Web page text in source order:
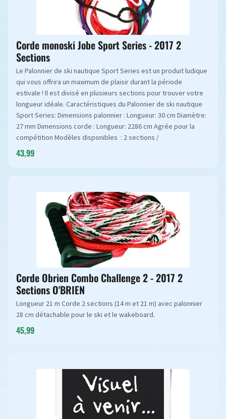
Corde monoski Jobe Sport Series - 2017 2
Sections
Le Palonnier de ski nautique Sport Series est un produit ludique
qui vous offrira un maximum de plaisir durant la période
estivale ! Il est divisé en plusieurs sections pour trouver votre
longueur idéale. Caractéristiques du Palonnier de ski nautique
Sport Series: Dimensions palonnier : Longueur: 30 cm Diamètre:
27 mm Dimensions corde : Longueur: 2286 cm Agrée pour la
compétition Modèles disponibles : 2 sections /
43,99
Corde Obrien Combo Challenge 2 - 2017 2
Sections O'BRIEN
Longueur 21 m Corde 2 sections (14 m et 21 m) avec palonnier
28 cm détachable pour le ski et le wakeboard.
45,99